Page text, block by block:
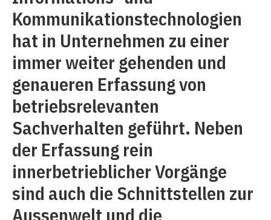
Kommunikationstechnologien
hat in Unternehmen zu einer
immer weiter gehenden und
genaueren Erfassung von
betriebsrelevanten
Sachverhalten geführt. Neben
der Erfassung rein
innerbetrieblicher Vorgänge
sind auch die Schnittstellen zur
Aussenwelt und die